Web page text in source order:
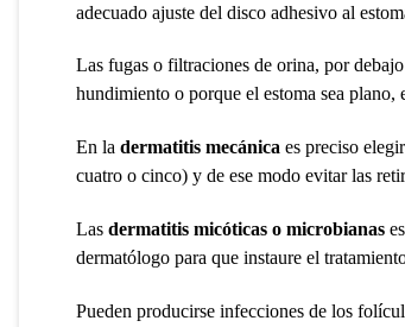
adecuado ajuste del disco adhesivo al
Las fugas o filtraciones de orina, por
hundimiento o porque el estoma sea
En la dermatitis mecánica es preciso
cuatro o cinco) y de ese modo evitar las
Las dermatitis micóticas o microbianas
dermatólogo para que instaure el
Pueden producirse infecciones de los